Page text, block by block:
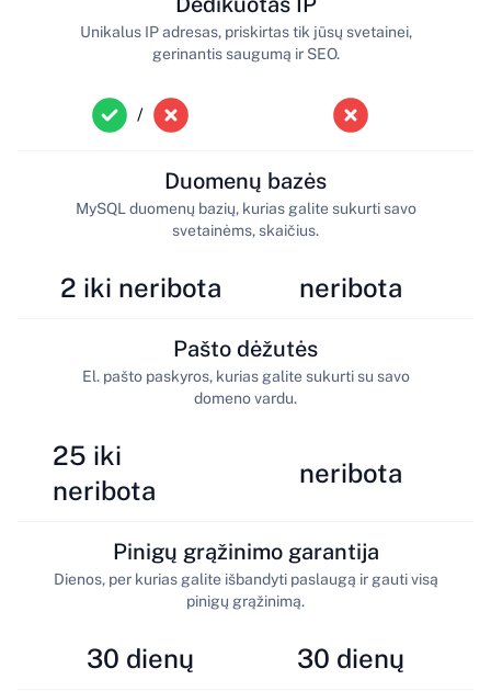
/
Unikalus IP adresas, priskirtas tik jūsų svetainei,
gerinantis saugumą ir SEO.
2 iki neribota
Duomenų bazės
MySQL duomenų bazių, kurias galite sukurti savo
svetainėms, skaičius.
neribota
25 iki
neribota
Pašto dėžutės
El. pašto paskyros, kurias galite sukurti su savo
domeno vardu.
neribota
30 dienų
Pinigų grąžinimo garantija
Dienos, per kurias galite išbandyti paslaugą ir gauti visą
pinigų grąžinimą.
30 dienų